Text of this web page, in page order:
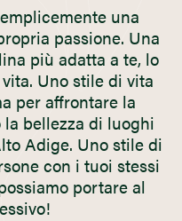
una
passione. Una
più adatta a te, lo
Uno stile di vita
per affrontare la
bellezza di luoghi
Adige. Uno stile di
con i tuoi stessi
portare al